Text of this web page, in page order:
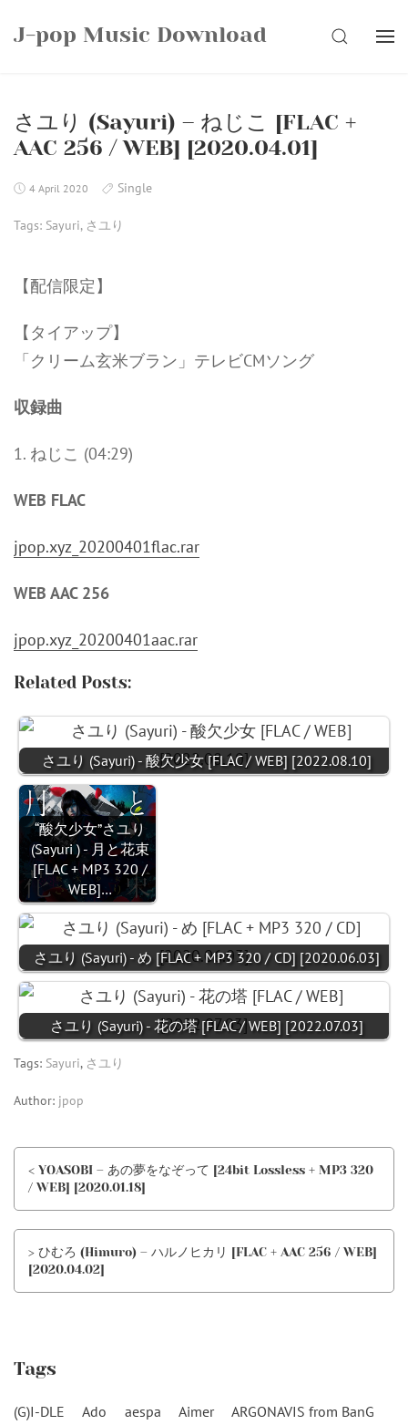
J-pop Music Download SEARCH
さユり (Sayuri) – ねじこ [FLAC +
AAC 256 / WEB] [2020.04.01]
4 April 2020 Single
Tags: Sayuri, さユり
【配信限定】
【タイアップ】
「クリーム玄米ブラン」テレビCMソング
収録曲
1. ねじこ (04:29)
WEB FLAC
jpop.xyz_20200401flac.rar
WEB AAC 256
jpop.xyz_20200401aac.rar
Related Posts:
さユり (Sayuri) - 酸欠少女 [FLAC / WEB] [2022.08.10]
“酸欠少女”さユり
(Sayuri ) - 月と花束
[FLAC + MP3 320 /
WEB]…
さユり (Sayuri) - め [FLAC + MP3 320 / CD] [2020.06.03]
さユり (Sayuri) - 花の塔 [FLAC / WEB] [2022.07.03]
Tags: Sayuri, さユり
Author: jpop
< YOASOBI – あの夢をなぞって [24bit Lossless + MP3 320
/ WEB] [2020.01.18]
> ひむろ (Himuro) – ハルノヒカリ [FLAC + AAC 256 / WEB]
[2020.04.02]
Tags
(G)I-DLE Ado aespa Aimer
ARGONAVIS from BanG